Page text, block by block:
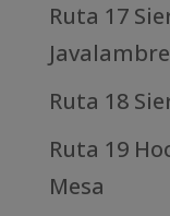
Ruta 17
Javalambre
Ruta 18
Ruta 19
Mesa